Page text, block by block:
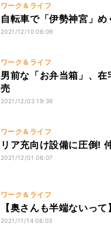
ワーク＆ライフ
自転車で「伊勢神宮」
2021/12/10 06:09
ワーク＆ライフ
男前な「お弁当箱」、
売
2021/12/03 19:39
ワーク＆ライフ
リア充向け設備に圧倒!
2021/12/01 06:07
ワーク＆ライフ
【奥さんも半端ないっ
2021/11/14 06:03